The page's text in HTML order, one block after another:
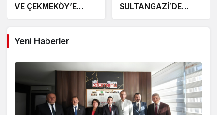
VE ÇEKMEKÖY’E
SULTANGAZİ’DE
Yeni Haberler